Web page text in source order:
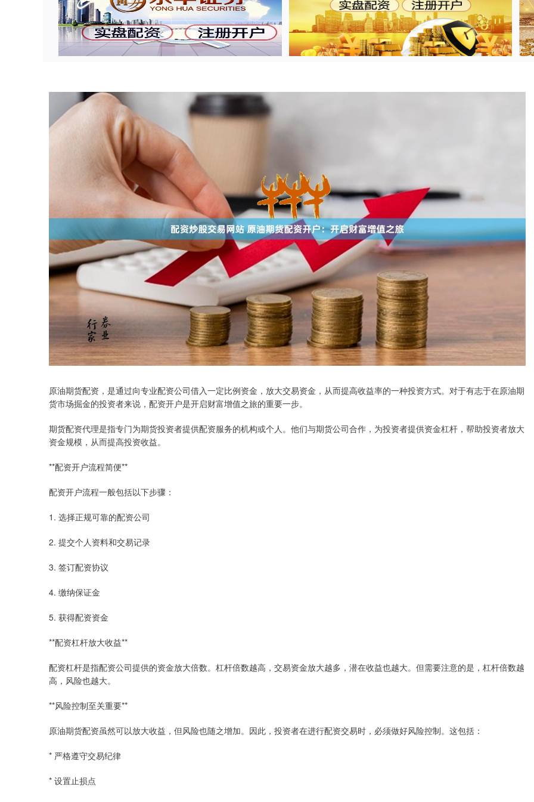
原油期货配资，是通过向专业配资公司借入一定比例资金，放大交易资金，从而提高收益率的一种投资方式。对于有志于在原油期
货市场掘金的投资者来说，配资开户是开启财富增值之旅的重要一步。
期货配资代理是指专门为期货投资者提供配资服务的机构或个人。他们与期货公司合作，为投资者提供资金杠杆，帮助投资者放大
资金规模，从而提高投资收益。
**配资开户流程简便**
配资开户流程一般包括以下步骤：
1. 选择正规可靠的配资公司
2. 提交个人资料和交易记录
3. 签订配资协议
4. 缴纳保证金
5. 获得配资资金
**配资杠杆放大收益**
配资杠杆是指配资公司提供的资金放大倍数。杠杆倍数越高，交易资金放大越多，潜在收益也越大。但需要注意的是，杠杆倍数越
高，风险也越大。
**风险控制至关重要**
原油期货配资虽然可以放大收益，但风险也随之增加。因此，投资者在进行配资交易时，必须做好风险控制。这包括：
* 严格遵守交易纪律
* 设置止损点